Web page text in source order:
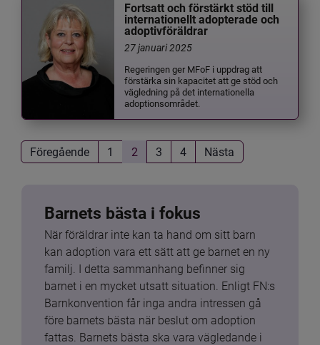
Fortsatt och förstärkt stöd till
internationellt adopterade och
adoptivföräldrar
27 januari 2025
Regeringen ger MFoF i uppdrag att
förstärka sin kapacitet att ge stöd och
vägledning på det internationella
adoptionsområdet.
Föregående 1 2 3 4 Nästa
Barnets bästa i fokus
När föräldrar inte kan ta hand om sitt barn
kan adoption vara ett sätt att ge barnet en ny
familj. I detta sammanhang befinner sig
barnet i en mycket utsatt situation. Enligt FN:s
Barnkonvention får inga andra intressen gå
före barnets bästa när beslut om adoption
fattas. Barnets bästa ska vara vägledande i